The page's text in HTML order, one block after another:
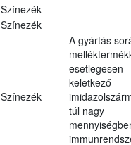
Színezék
Színezék
Színezék
A gyártás
esetlegesen
keletkező
túl nagy